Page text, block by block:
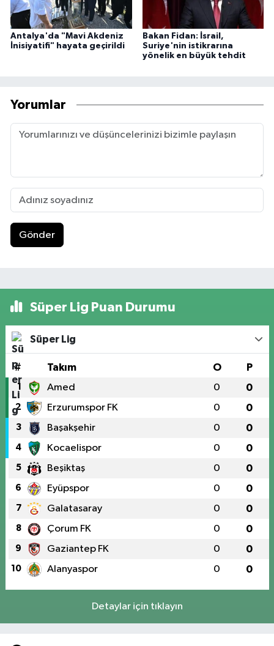
Antalya'da "Mavi Akdeniz
İnisiyatifi" hayata geçirildi
Bakan Fidan: İsrail,
Suriye'nin istikrarına
yönelik en büyük tehdit
Yorumlar
Gönder
Süper Lig Puan Durumu
Süper Lig
# Takım O P
1 Amed 0 0
2 Erzurumspor FK 0 0
3 Başakşehir 0 0
4 Kocaelispor 0 0
5 Beşiktaş 0 0
6 Eyüpspor 0 0
7 Galatasaray 0 0
8 Çorum FK 0 0
9 Gaziantep FK 0 0
10 Alanyaspor 0 0
Detaylar için tıklayın